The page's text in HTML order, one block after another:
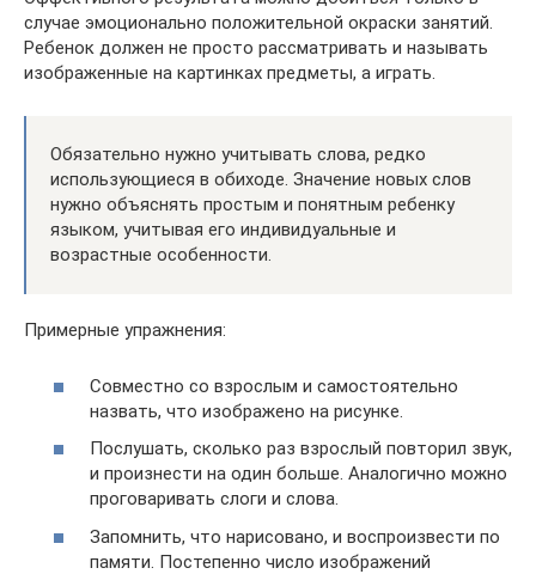
случае эмоционально положительной окраски занятий.
Ребенок должен не просто рассматривать и называть
изображенные на картинках предметы, а играть.
Обязательно нужно учитывать слова, редко
использующиеся в обиходе. Значение новых слов
нужно объяснять простым и понятным ребенку
языком, учитывая его индивидуальные и
возрастные особенности.
Примерные упражнения:
Совместно со взрослым и самостоятельно
назвать, что изображено на рисунке.
Послушать, сколько раз взрослый повторил звук,
и произнести на один больше. Аналогично можно
проговаривать слоги и слова.
Запомнить, что нарисовано, и воспроизвести по
памяти. Постепенно число изображений